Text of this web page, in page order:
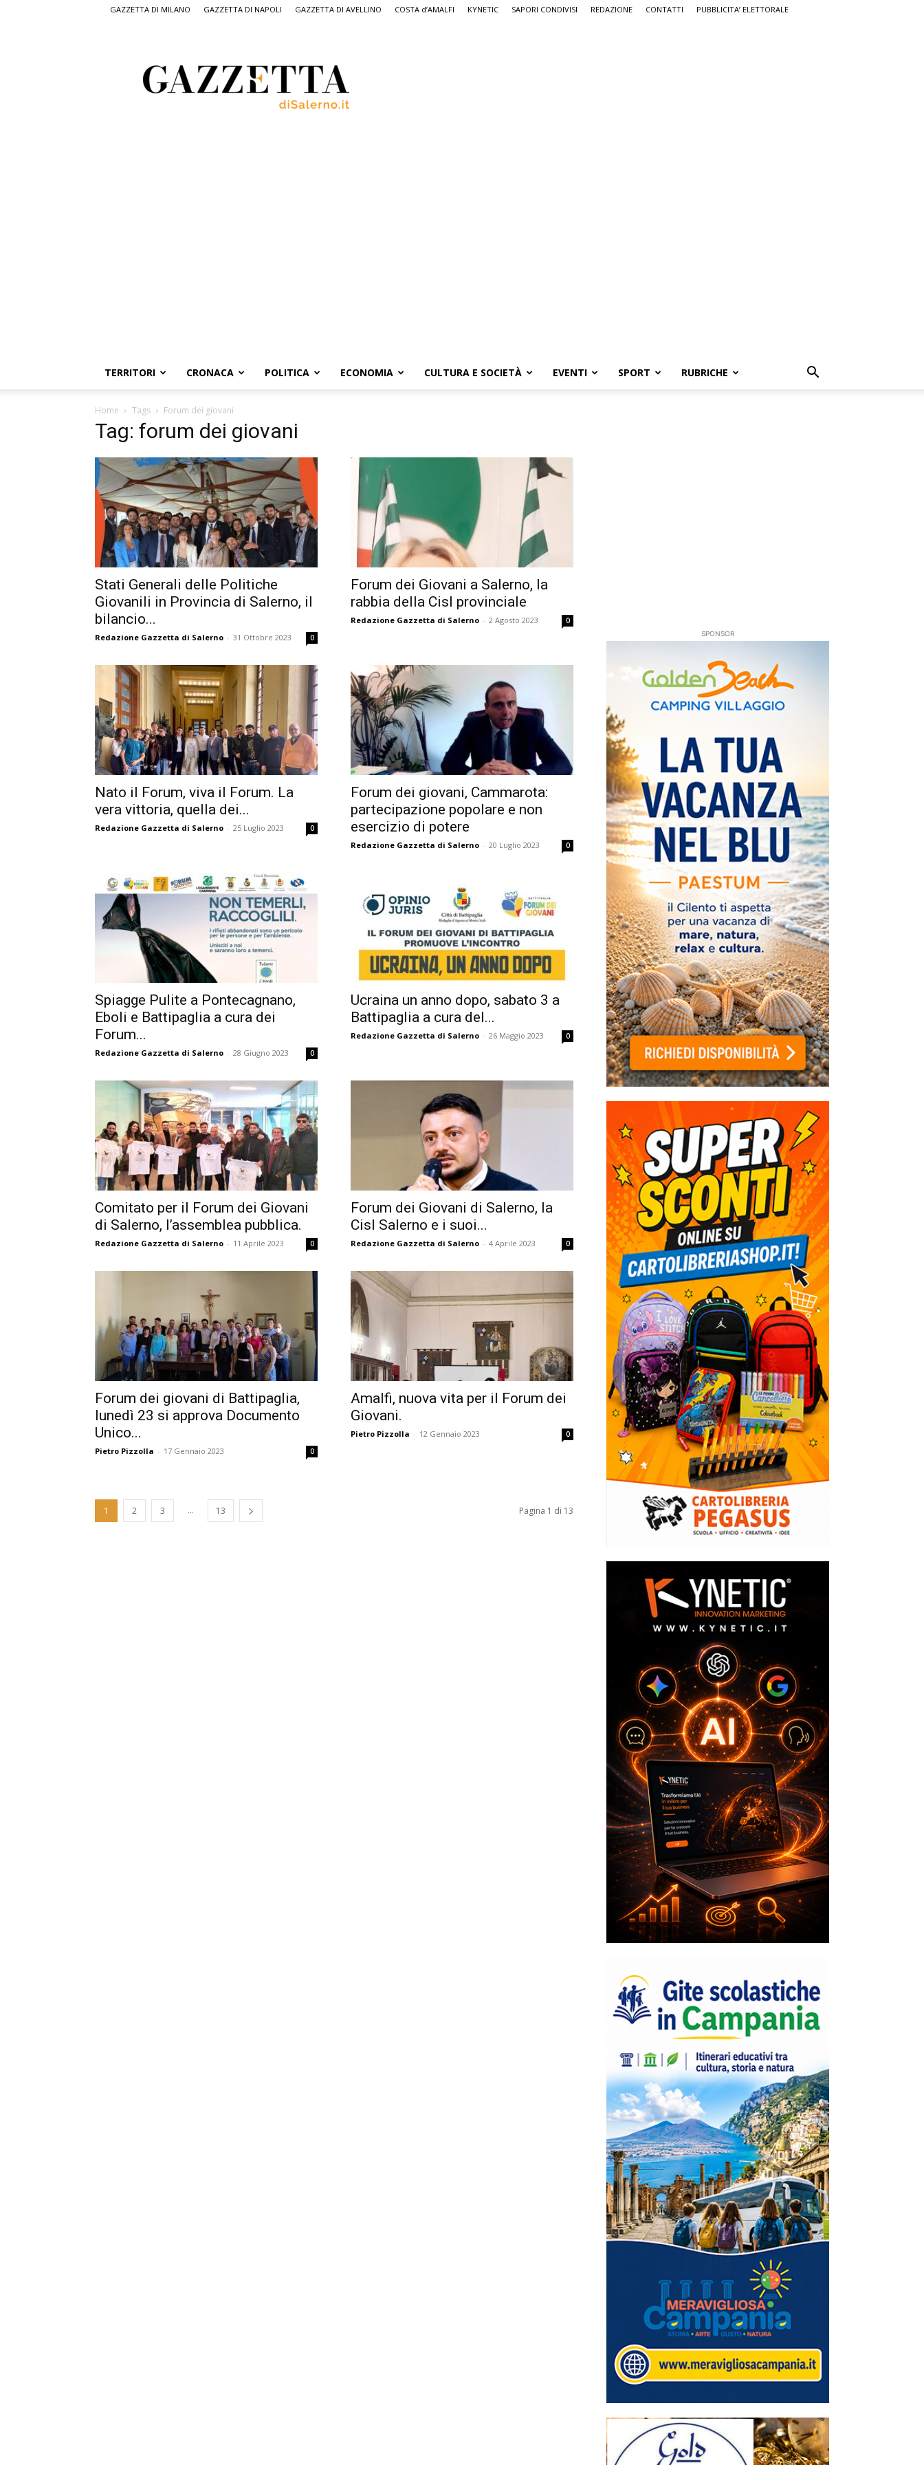
GAZZETTA DI MILANO GAZZETTA DI NAPOLI GAZZETTA DI AVELLINO COSTA d’AMALFI KYNETIC SAPORI CONDIVISI REDAZIONE CONTATTI PUBBLICITA’ ELETTORALE
Salerno,
il
quotidiano
TERRITORI CRONACA POLITICA ECONOMIA CULTURA E SOCIETÀ EVENTI SPORT RUBRICHE
Home Tags Forum dei giovani
Tag: forum dei giovani
Stati Generali delle Politiche
Giovanili in Provincia di Salerno, il
bilancio...
Redazione Gazzetta di Salerno - 31 Ottobre 2023 0
Forum dei Giovani a Salerno, la
rabbia della Cisl provinciale
Redazione Gazzetta di Salerno - 2 Agosto 2023 0
Nato il Forum, viva il Forum. La
vera vittoria, quella dei...
Redazione Gazzetta di Salerno - 25 Luglio 2023 0
Forum dei giovani, Cammarota:
partecipazione popolare e non
esercizio di potere
Redazione Gazzetta di Salerno - 20 Luglio 2023 0
Spiagge Pulite a Pontecagnano,
Eboli e Battipaglia a cura dei
Forum...
Redazione Gazzetta di Salerno - 28 Giugno 2023 0
Ucraina un anno dopo, sabato 3 a
Battipaglia a cura del...
Redazione Gazzetta di Salerno - 26 Maggio 2023 0
Comitato per il Forum dei Giovani
di Salerno, l’assemblea pubblica.
Redazione Gazzetta di Salerno - 11 Aprile 2023 0
Forum dei Giovani di Salerno, la
Cisl Salerno e i suoi...
Redazione Gazzetta di Salerno - 4 Aprile 2023 0
Forum dei giovani di Battipaglia,
lunedì 23 si approva Documento
Unico...
Pietro Pizzolla - 17 Gennaio 2023 0
Amalfi, nuova vita per il Forum dei
Giovani.
Pietro Pizzolla - 12 Gennaio 2023 0
1 2 3 ... 13 Pagina 1 di 13
SPONSOR